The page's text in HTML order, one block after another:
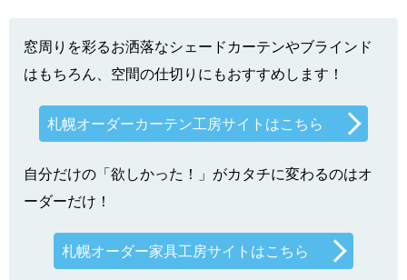
窓周りを彩るお洒落なシェードカーテンやブラインド
はもちろん、空間の仕切りにもおすすめします！
札幌オーダーカーテン工房サイトはこちら
自分だけの「欲しかった！」がカタチに変わるのはオ
ーダーだけ！
札幌オーダー家具工房サイトはこちら